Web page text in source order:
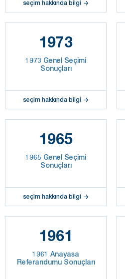
seçim hakkında bilgi
1973
1973 Genel Seçimi
Sonuçları
seçim hakkında bilgi
1965
1965 Genel Seçimi
Sonuçları
seçim hakkında bilgi
1961
1961 Anayasa
Referandumu Sonuçları